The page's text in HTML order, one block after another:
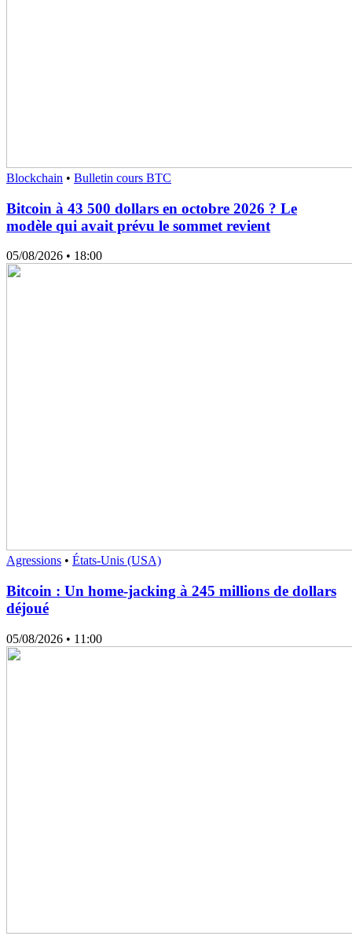
Blockchain • Bulletin cours BTC
Bitcoin à 43 500 dollars en octobre 2026 ? Le
modèle qui avait prévu le sommet revient
05/08/2026 • 18:00
Agressions • États-Unis (USA)
Bitcoin : Un home-jacking à 245 millions de dollars
déjoué
05/08/2026 • 11:00